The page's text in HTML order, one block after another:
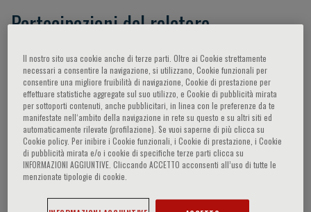
Partecipazioni del relatore
Il nostro sito usa cookie anche di terze parti. Oltre ai Cookie strettamente
necessari a consentire la navigazione, si utilizzano, Cookie funzionali per
consentire una migliore fruibilità di navigazione, Cookie di prestazione per
effettuare statistiche aggregate sul suo utilizzo, e Cookie di pubblicità mirata
per sottoporti contenuti, anche pubblicitari, in linea con le preferenze da te
manifestate nell‘ambito della navigazione in rete su questo e su altri siti ed
automaticamente rilevate (profilazione). Se vuoi saperne di più clicca su
Cookie policy. Per inibire i Cookie funzionali, i Cookie di prestazione, i Cookie
di pubblicità mirata e/o i cookie di specifiche terze parti clicca su
INFORMAZIONI AGGIUNTIVE. Cliccando ACCETTO acconsenti all’uso di tutte le
menzionate tipologie di cookie.